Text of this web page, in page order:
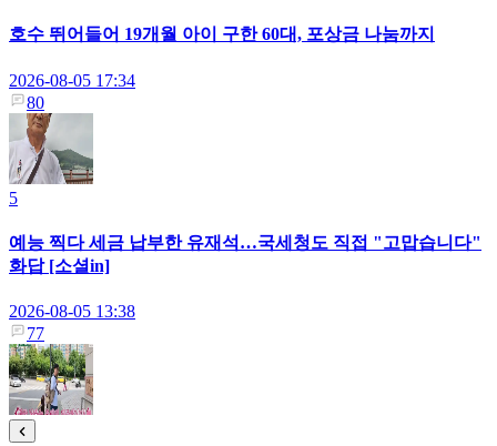
호수 뛰어들어 19개월 아이 구한 60대, 포상금 나눔까지
2026-08-05 17:34
80
5
예능 찍다 세금 납부한 유재석…국세청도 직접 "고맙습니다"
화답 [소셜in]
2026-08-05 13:38
77